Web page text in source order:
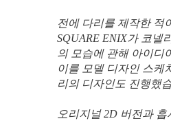
전에 다리를 제작한 적
SQUARE ENIX가 코넬
의 모습에 관해 아이디
이를 모델 디자인 스케
리의 디자인도 진행했
오리지널 2D 버전과